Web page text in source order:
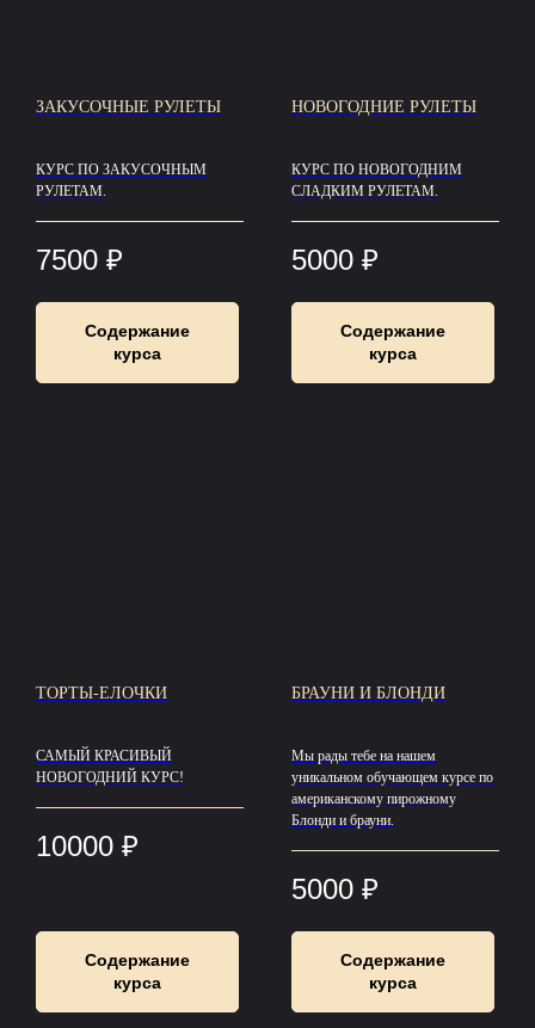
ЗАКУСОЧНЫЕ РУЛЕТЫ
КУРС ПО ЗАКУСОЧНЫМ
РУЛЕТАМ.
7500 ₽
Содержание
курса
НОВОГОДНИЕ РУЛЕТЫ
КУРС ПО НОВОГОДНИМ
СЛАДКИМ РУЛЕТАМ.
5000 ₽
Содержание
курса
ТОРТЫ-ЕЛОЧКИ
САМЫЙ КРАСИВЫЙ
НОВОГОДНИЙ КУРС!
10000 ₽
Содержание
курса
БРАУНИ И БЛОНДИ
Мы рады тебе на нашем
уникальном обучающем курсе по
американскому пирожному
Блонди и брауни.
5000 ₽
Содержание
курса